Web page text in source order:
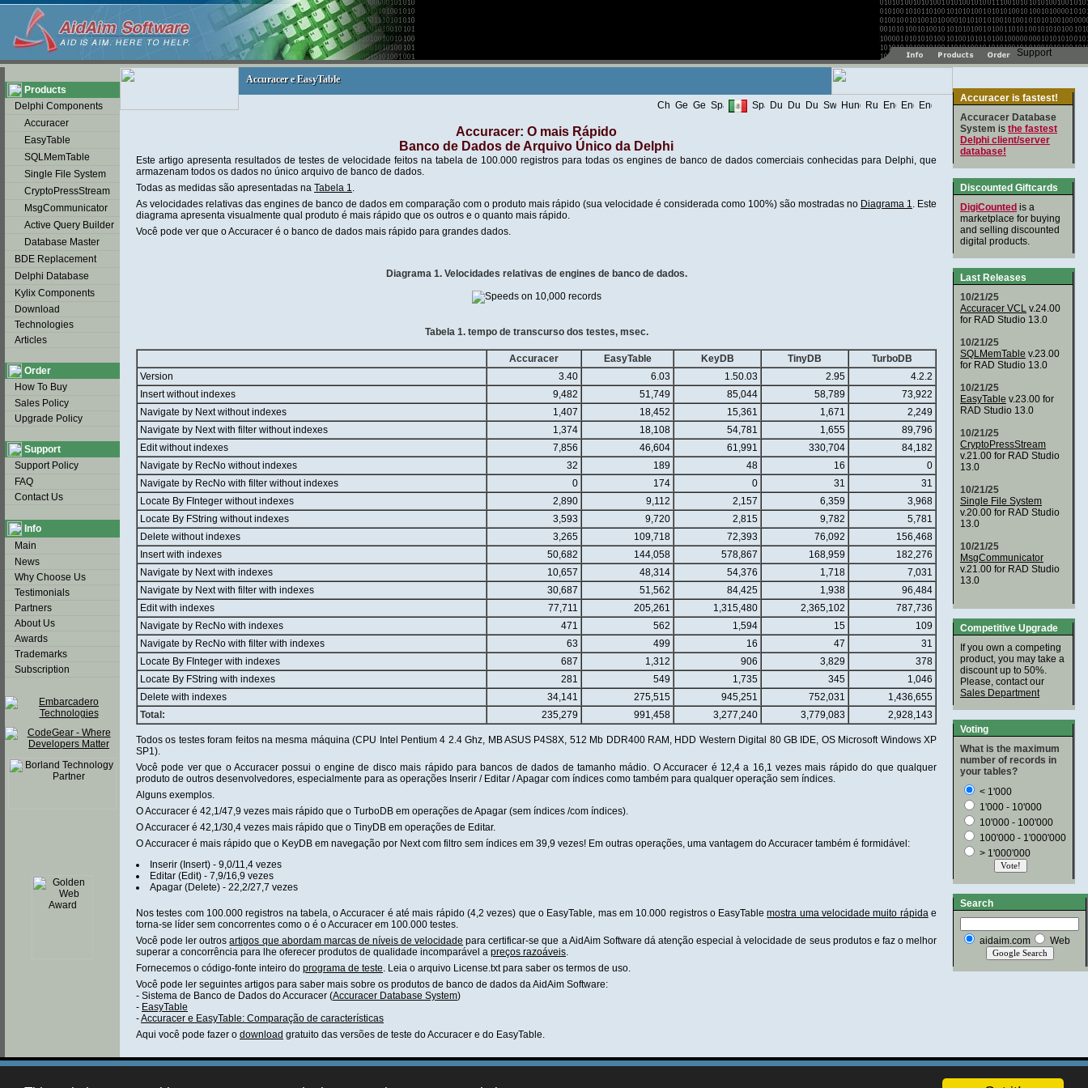
Products
Delphi Components
Accuracer
EasyTable
SQLMemTable
Single File System
CryptoPressStream
MsgCommunicator
Active Query Builder
Database Master
BDE Replacement
Delphi Database
Kylix Components
Download
Technologies
Articles
Order
How To Buy
Sales Policy
Upgrade Policy
Support
Support Policy
FAQ
Contact Us
Info
Main
News
Why Choose Us
Testimonials
Partners
About Us
Awards
Trademarks
Subscription
soap2day
Accuracer e EasyTable
Accuracer e EasyTable
Accuracer: O mais Rápido
Banco de Dados de Arquivo Único da Delphi
Este artigo apresenta resultados de testes de velocidade feitos na tabela de 100.000 registros para todas os engines de banco de dados comerciais conhecidas para Delphi, que
armazenam todos os dados no único arquivo de banco de dados.
Todas as medidas são apresentadas na Tabela 1.
As velocidades relativas das engines de banco de dados em comparação com o produto mais rápido (sua velocidade é considerada como 100%) são mostradas no Diagrama 1. Este
diagrama apresenta visualmente qual produto é mais rápido que os outros e o quanto mais rápido.
Você pode ver que o Accuracer é o banco de dados mais rápido para grandes dados.
Diagrama 1. Velocidades relativas de engines de banco de dados.
Tabela 1. tempo de transcurso dos testes, msec.
Accuracer EasyTable KeyDB TinyDB
TurboDB
Version
3.40 6.03 1.50.03 2.95
4.2.2
Insert without indexes
9,482 51,749 85,044 58,789
73,922
Navigate by Next without indexes
1,407 18,452 15,361 1,671
2,249
Navigate by Next with filter without indexes
1,374 18,108 54,781 1,655
89,796
Edit without indexes
7,856 46,604 61,991 330,704
84,182
Navigate by RecNo without indexes
32 189 48 16
0
Navigate by RecNo with filter without indexes
0 174 0 31
31
Locate By FInteger without indexes
2,890 9,112 2,157 6,359
3,968
Locate By FString without indexes
3,593 9,720 2,815 9,782
5,781
Delete without indexes
3,265 109,718 72,393 76,092
156,468
Insert with indexes
50,682 144,058 578,867 168,959
182,276
Navigate by Next with indexes
10,657 48,314 54,376 1,718
7,031
Navigate by Next with filter with indexes
30,687 51,562 84,425 1,938
96,484
Edit with indexes
77,711 205,261 1,315,480 2,365,102
787,736
Navigate by RecNo with indexes
471 562 1,594 15
109
Navigate by RecNo with filter with indexes
63 499 16 47
31
Locate By FInteger with indexes
687 1,312 906 3,829
378
Locate By FString with indexes
281 549 1,735 345
1,046
Delete with indexes
34,141 275,515 945,251 752,031
1,436,655
Total:
235,279 991,458 3,277,240 3,779,083 2,928,143
Todos os testes foram feitos na mesma máquina (CPU Intel Pentium 4 2.4 Ghz, MB ASUS P4S8X, 512 Mb DDR400 RAM, HDD Western Digital 80 GB IDE, OS Microsoft Windows XP
SP1).
Você pode ver que o Accuracer possui o engine de disco mais rápido para bancos de dados de tamanho mádio. O Accuracer é 12,4 a 16,1 vezes mais rápido do que qualquer
produto de outros desenvolvedores, especialmente para as operações Inserir / Editar / Apagar com índices como também para qualquer operação sem índices.
Alguns exemplos.
O Accuracer é 42,1/47,9 vezes mais rápido que o TurboDB em operações de Apagar (sem índices /com índices).
O Accuracer é 42,1/30,4 vezes mais rápido que o TinyDB em operações de Editar.
O Accuracer é mais rápido que o KeyDB em navegação por Next com filtro sem índices em 39,9 vezes! Em outras operações, uma vantagem do Accuracer também é formidável:
Inserir (Insert) - 9,0/11,4 vezes
Editar (Edit) - 7,9/16,9 vezes
Apagar (Delete) - 22,2/27,7 vezes
Nos testes com 100.000 registros na tabela, o Accuracer é até mais rápido (4,2 vezes) que o EasyTable, mas em 10.000 registros o EasyTablemostra uma velocidade muito rápidae
torna-se líder sem concorrentes como o é o Accuracer em 100.000 testes.
Você pode ler outrosartigos que abordam marcas de níveis de velocidade para certificar-se que a AidAim Software dá atenção especial à velocidade de seus produtos e faz o melhor
superar a concorrência para lhe oferecer produtos de qualidade incomparável a preços razoáveis.
Fornecemos o código-fonte inteiro do programa de teste. Leia o arquivo License.txt para saber os termos de uso.
Você pode ler seguintes artigos para saber mais sobre os produtos de banco de dados da AidAim Software:
- Sistema de Banco de Dados do Accuracer (Accuracer Database System)
- EasyTable
-Accuracer e EasyTable: Comparação de características
Aqui você pode fazer o download gratuito das versões de teste do Accuracer e do EasyTable.
Accuracer is fastest!
Accuracer Database
System is the fastest
Delphi client/server
database!
Discounted Giftcards
DigiCounted is a
marketplace for buying
and selling discounted
digital products.
Last Releases
10/21/25
Accuracer VCL v.24.00
for RAD Studio 13.0
10/21/25
SQLMemTable v.23.00
for RAD Studio 13.0
10/21/25
EasyTable v.23.00 for
RAD Studio 13.0
10/21/25
CryptoPressStream
v.21.00 for RAD Studio
13.0
10/21/25
Single File System
v.20.00 for RAD Studio
13.0
10/21/25
MsgCommunicator
v.21.00 for RAD Studio
13.0
Competitive Upgrade
If you own a competing
product, you may take a
discount up to 50%.
Please, contact our
Sales Department
Voting
What is the maximum
number of records in
your tables?
< 1'000
1'000 - 10'000
10'000 - 100'000
100'000 - 1'000'000
> 1'000'000
Search
aidaim.com Web
© 2000-2026 AidAim Software